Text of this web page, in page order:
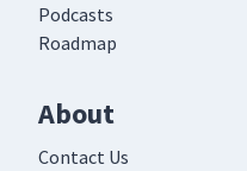
Podcasts
Roadmap
About
Contact Us